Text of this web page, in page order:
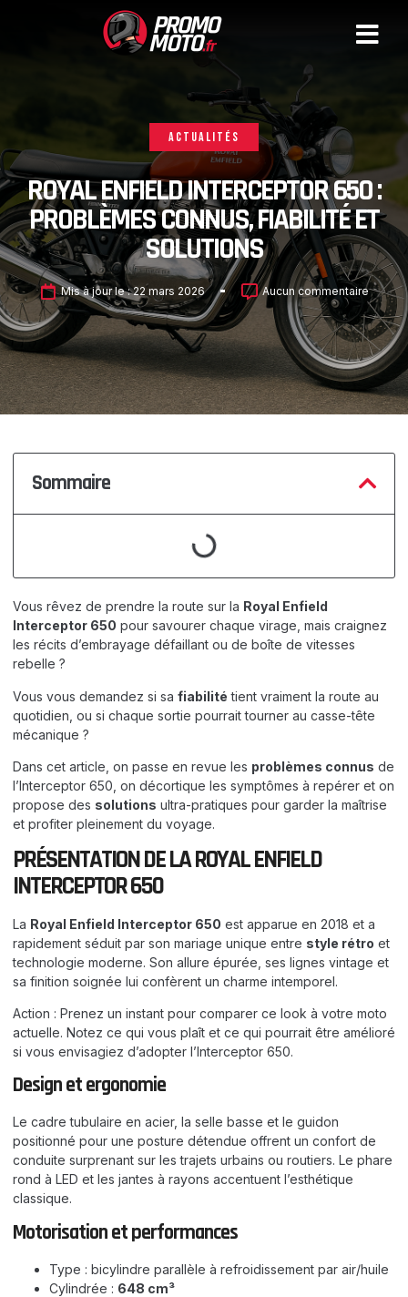
ACTUALITÉS
ROYAL ENFIELD INTERCEPTOR 650 :
PROBLÈMES CONNUS, FIABILITÉ ET
SOLUTIONS
Mis à jour le :22 mars 2026 Aucun commentaire
Sommaire
Vous rêvez de prendre la route sur la Royal Enfield
Interceptor 650 pour savourer chaque virage, mais craignez
les récits d’embrayage défaillant ou de boîte de vitesses
rebelle ?
Vous vous demandez si sa fiabilité tient vraiment la route au
quotidien, ou si chaque sortie pourrait tourner au casse-tête
mécanique ?
Dans cet article, on passe en revue les problèmes connus de
l’Interceptor 650, on décortique les symptômes à repérer et on
propose des solutions ultra-pratiques pour garder la maîtrise
et profiter pleinement du voyage.
PRÉSENTATION DE LA ROYAL ENFIELD
INTERCEPTOR 650
La Royal Enfield Interceptor 650 est apparue en 2018 et a
rapidement séduit par son mariage unique entre style rétro et
technologie moderne. Son allure épurée, ses lignes vintage et
sa finition soignée lui confèrent un charme intemporel.
Action : Prenez un instant pour comparer ce look à votre moto
actuelle. Notez ce qui vous plaît et ce qui pourrait être amélioré
si vous envisagiez d’adopter l’Interceptor 650.
Design et ergonomie
Le cadre tubulaire en acier, la selle basse et le guidon
positionné pour une posture détendue offrent un confort de
conduite surprenant sur les trajets urbains ou routiers. Le phare
rond à LED et les jantes à rayons accentuent l’esthétique
classique.
Motorisation et performances
Type : bicylindre parallèle à refroidissement par air/huile
Cylindrée : 648 cm³